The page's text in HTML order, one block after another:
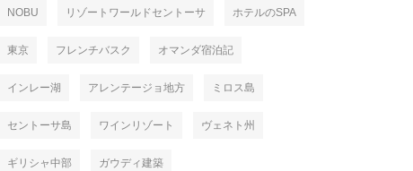
NOBU リゾートワールドセントーサ ホテルのSPA
東京 フレンチバスク オマンダ宿泊記
インレー湖 アレンテージョ地方 ミロス島
セントーサ島 ワインリゾート ヴェネト州
ギリシャ中部 ガウディ建築